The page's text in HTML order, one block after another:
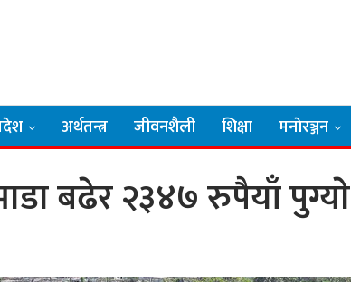
अर्थतन्त्र जीवनशैली शिक्षा मनाेरञ्जन
बढेर २३४७ रुपैयाँ पुग्याे